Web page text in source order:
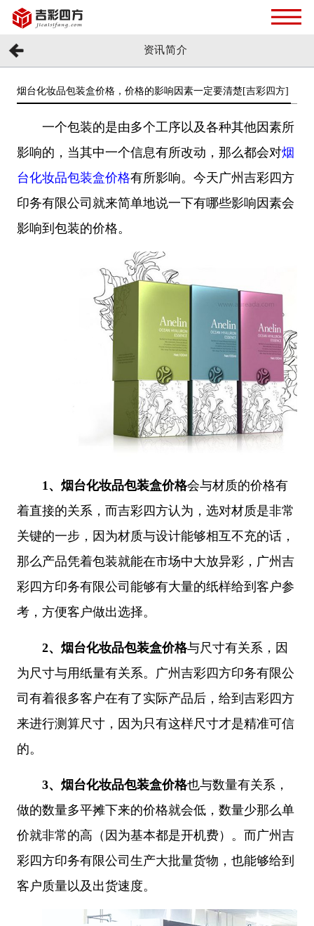
资讯简介
烟台化妆品包装盒价格，价格的影响因素一定要清楚[吉彩四方]
一个包装的是由多个工序以及各种其他因素所
影响的，当其中一个信息有所改动，那么都会对烟
台化妆品包装盒价格有所影响。今天广州吉彩四方
印务有限公司就来简单地说一下有哪些影响因素会
影响到包装的价格。
1、 烟台化妆品包装盒价格会与材质的价格有
着直接的关系，而吉彩四方认为，选对材质是非常
关键的一步，因为材质与设计能够相互不充的话，
那么产品凭着包装就能在市场中大放异彩，广州吉
彩四方印务有限公司能够有大量的纸样给到客户参
考，方便客户做出选择。
2、 烟台化妆品包装盒价格与尺寸有关系，因
为尺寸与用纸量有关系。广州吉彩四方印务有限公
司有着很多客户在有了实际产品后，给到吉彩四方
来进行测算尺寸，因为只有这样尺寸才是精准可信
的。
3、 烟台化妆品包装盒价格也与数量有关系，
做的数量多平摊下来的价格就会低，数量少那么单
价就非常的高（因为基本都是开机费）。而广州吉
彩四方印务有限公司生产大批量货物，也能够给到
客户质量以及出货速度。